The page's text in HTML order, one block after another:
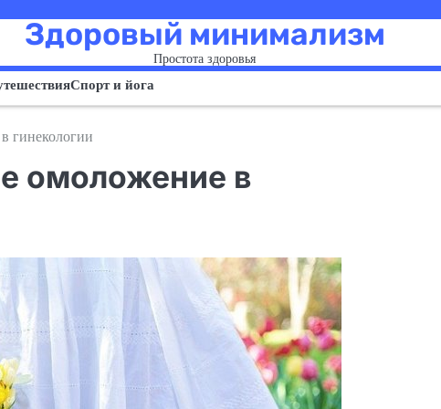
Здоровый минимализм
Простота здоровья
Спорт и йога
гинекологии
омоложение в